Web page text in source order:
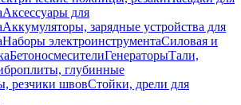
Аксессуары для
Аккумуляторы, зарядные устройства для
Наборы электроинструментаСиловая и
БетоносмесителиГенераторыТали,
глубинные
резчики швовСтойки, дрели для